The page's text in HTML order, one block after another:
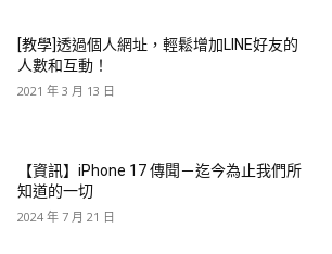
[教學]透過個人網址，輕鬆增加LINE好友的
人數和互動！
2021 年 3 月 13 日
【資訊】iPhone 17 傳聞－迄今為止我們所
知道的一切
2024 年 7 月 21 日